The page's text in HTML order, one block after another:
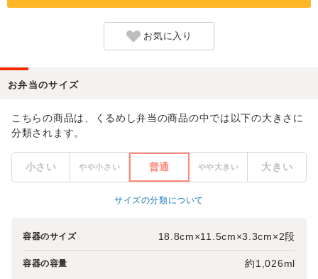
お気に入り
お弁当のサイズ
こちらの商品は、くるめし弁当の商品の中では以下の大きさに
分類されます。
小さい やや小さい 普通 やや大きい 大きい
サイズの分類について
容器のサイズ 18.8cm×11.5cm×3.3cm×2段
容器の容量 約1,026ml